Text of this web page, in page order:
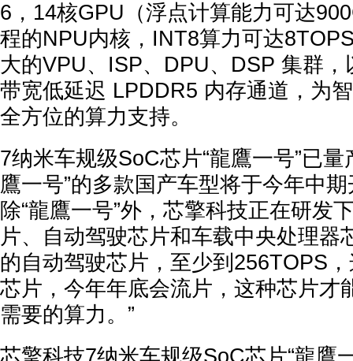
6，14核GPU（浮点计算能力可达
程的NPU内核，INT8算力可达
大的VPU、ISP、DPU、DSP 集群，
带宽低延迟 LPDDR5 内存通道，为
全方位的算力支持。
7纳米车规级SoC芯片“龍鷹一号”已量
鷹一号”的多款国产车型将于今年中
除“龍鷹一号”外，芯擎科技正在研发
片、自动驾驶芯片和车载中央处理器
的自动驾驶芯片，至少到256TOPS
芯片，今年年底会流片，这种芯片才
需要的算力。”
芯擎科技7纳米车规级SoC芯片“龍鷹